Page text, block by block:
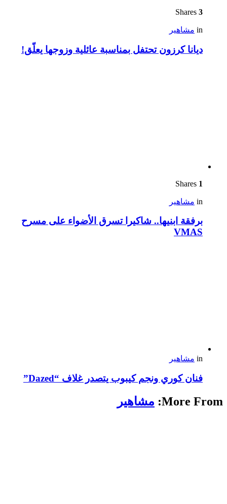
3
in مشاهير
ديانا كرزون تحتفل بمناسبة عائلية وزوجها يعلّق!
1
in مشاهير
برفقة ابنيها.. شاكيرا تسرق الأضواء على مسرح
VMAS
in مشاهير
فنان كوري ونجم كيبوب يتصدر غلاف “Dazed”
More From: مشاهير